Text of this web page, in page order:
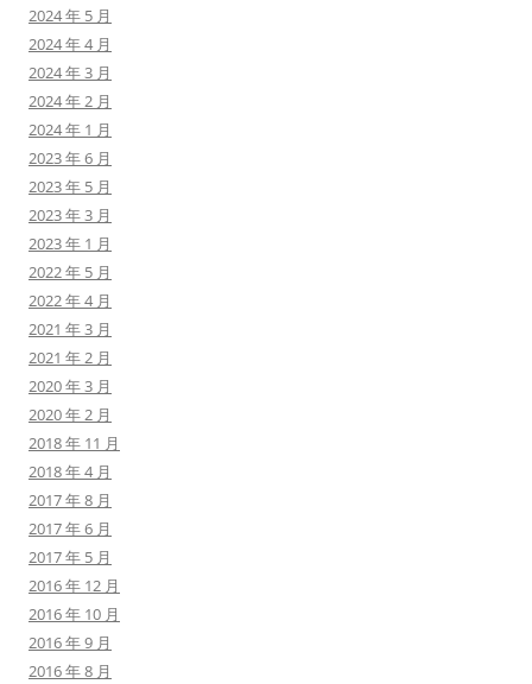
2024 年 5 月
2024 年 4 月
2024 年 3 月
2024 年 2 月
2024 年 1 月
2023 年 6 月
2023 年 5 月
2023 年 3 月
2023 年 1 月
2022 年 5 月
2022 年 4 月
2021 年 3 月
2021 年 2 月
2020 年 3 月
2020 年 2 月
2018 年 11 月
2018 年 4 月
2017 年 8 月
2017 年 6 月
2017 年 5 月
2016 年 12 月
2016 年 10 月
2016 年 9 月
2016 年 8 月